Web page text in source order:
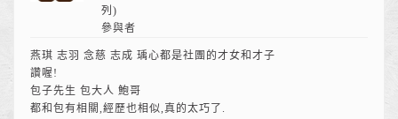
列)
參與者
燕琪 志羽 念慈 志成 瑀心都是社團的才女和才子
讚喔!
包子先生 包大人 鮑哥
都和包有相關,經歷也相似,真的太巧了.